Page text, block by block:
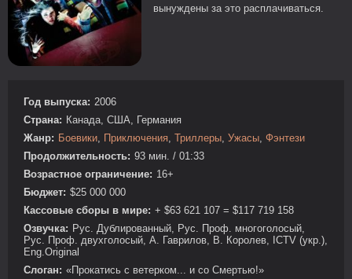
вынуждены за это расплачиваться.
Год выпуска: 2006
Страна: Канада, США, Германия
Жанр: Боевики Приключения Триллеры Ужасы Фэнтези
Продолжительность: 93 мин. / 01:33
Возрастное ограничение: 16+
Бюджет: $25 000 000
Кассовые сборы в мире: + $63 621 107 = $117 719 158
Озвучка: Рус. Дублированный, Рус. Проф. многоголосый,
Рус. Проф. двухголосый, А. Гаврилов, В. Королев, ICTV (укр.),
Eng.Original
Слоган: «Прокатись с ветерком... и со Смертью!»